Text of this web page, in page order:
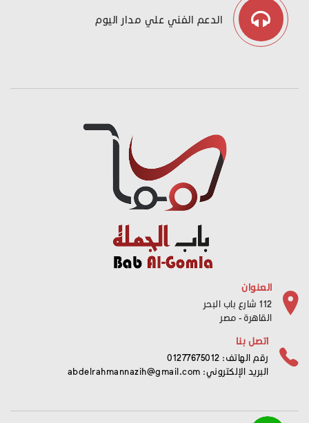
الدعم الفني علي مدار اليوم
العنوان
112 شارع باب البحر
القاهرة - مصر
اتصل بنا
رقم الهاتف: 01277675012
البريد الإلكتروني: abdelrahmannazih@gmail.com